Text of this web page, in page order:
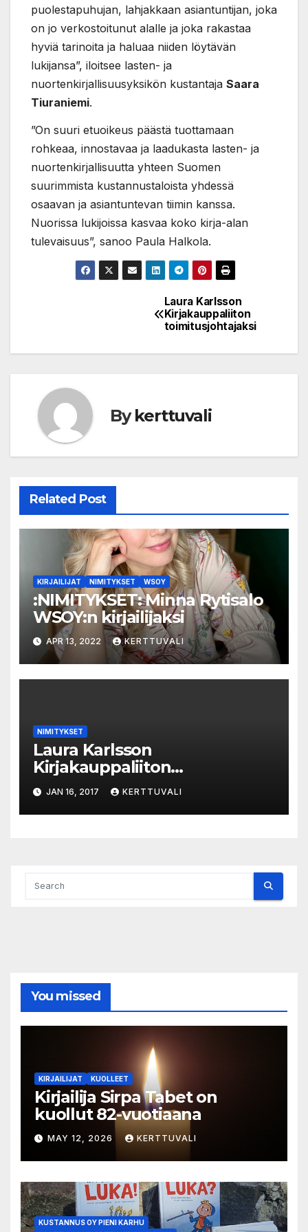
puolestapuhujan, lahjakkaan asiantuntijan, joka
on jo verkostoitunut alalle ja joka rakastaa
hyviä tarinoita ja haluaa niiden löytävän
lukijansa”, iloitsee lasten- ja
nuortenkirjallisuusyksikön kustantaja Saara
Tiuraniemi.
”On suuri etuoikeus päästä tuottamaan
rohkeaa, innostavaa ja laadukasta lasten- ja
nuortenkirjallisuutta yhteen Suomen
suurimmista kustannustaloista yhdessä
osaavan ja asiantuntevan tiimin kanssa.
Nuorissa lukijoissa kasvaa koko kirja-alan
tulevaisuus”, sanoo Paula Halkola.
Laura Karlsson
Kirjakauppaliiton
toimitusjohtajaksi
Bykerttuvali
Related Post
KIRJAILIJAT NIMITYKSET WSOY
:NIMITYKSET: Minna Rytisalo
WSOY:n kirjailijaksi
APR 13, 2022 KERTTUVALI
NIMITYKSET
Laura Karlsson
Kirjakauppaliiton
toimitusjohtajaksi
JAN 16, 2017 KERTTUVALI
You missed
KIRJAILIJAT KUOLLEET
Kirjailija Sirpa Tabet on
kuollut 82-vuotiaana
MAY 12, 2026 KERTTUVALI
KUSTANNUS OY PIENI KARHU